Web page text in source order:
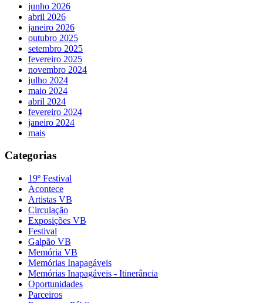
junho 2026
abril 2026
janeiro 2026
outubro 2025
setembro 2025
fevereiro 2025
novembro 2024
julho 2024
maio 2024
abril 2024
fevereiro 2024
janeiro 2024
mais
Categorias
19º Festival
Acontece
Artistas VB
Circulação
Exposições VB
Festival
Galpão VB
Memória VB
Memórias Inapagáveis
Memórias Inapagáveis - Itinerância
Oportunidades
Parceiros